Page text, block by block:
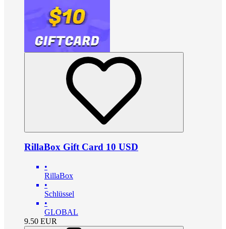
RillaBox Gift Card 10 USD
•
RillaBox
•
Schlüssel
•
GLOBAL
9.50 EUR